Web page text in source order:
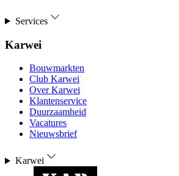
Services
Karwei
Bouwmarkten
Club Karwei
Over Karwei
Klantenservice
Duurzaamheid
Vacatures
Nieuwsbrief
Karwei